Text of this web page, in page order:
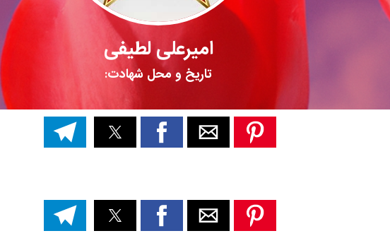
امیرعلی لطیفی
تاریخ و محل شهادت: